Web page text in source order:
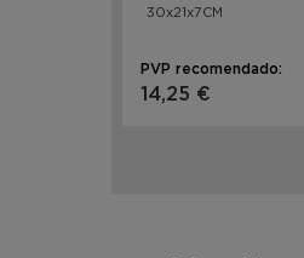
30x21x7CM
PVP recomendado:
14,25 €